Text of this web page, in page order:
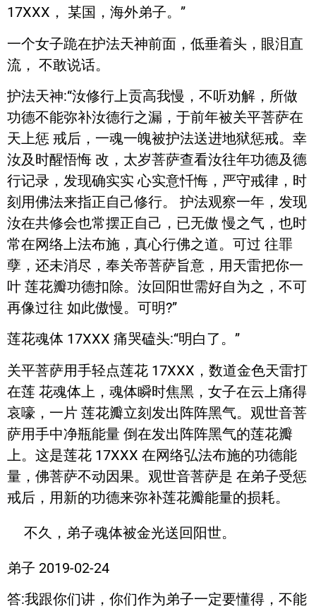
17XXX， 某国，海外弟子。”
一个女子跪在护法天神前面，低垂着头，眼泪直
流， 不敢说话。
护法天神:“汝修行上贡高我慢，不听劝解，所做
功德不能弥补汝德行之漏，于前年被关平菩萨在
天上惩 戒后，一魂一魄被护法送进地狱惩戒。幸
汝及时醒悟悔 改，太岁菩萨查看汝往年功德及德
行记录，发现确实实 心实意忏悔，严守戒律，时
刻用佛法来指正自己修行。 护法观察一年，发现
汝在共修会也常摆正自己，已无傲 慢之气，也时
常在网络上法布施，真心行佛之道。可过 往罪
孽，还未消尽，奉关帝菩萨旨意，用天雷把你一
叶 莲花瓣功德扣除。汝回阳世需好自为之，不可
再像过往 如此傲慢。可明?”
莲花魂体 17XXX 痛哭磕头:“明白了。”
关平菩萨用手轻点莲花 17XXX，数道金色天雷打
在莲 花魂体上，魂体瞬时焦黑，女子在云上痛得
哀嚎，一片 莲花瓣立刻发出阵阵黑气。观世音菩
萨用手中净瓶能量 倒在发出阵阵黑气的莲花瓣
上。这是莲花 17XXX 在网络弘法布施的功德能
量，佛菩萨不动因果。观世音菩萨是 在弟子受惩
戒后，用新的功德来弥补莲花瓣能量的损耗。
弟子 2019-02-24
答:我跟你们讲，你们作为弟子一定要懂得，不能